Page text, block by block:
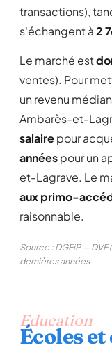
transactions),
s'échangent à2
Le marché est
ventes). Pour
un revenu
Ambarès-et-
salairepour
annéespour un
et-Lagrave. Le
aux primo-
raisonnable.
Source : DGFiP —
dernières années
Education
Écoles